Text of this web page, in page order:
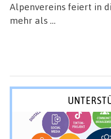
Alpenvereins feiert in
mehr als …